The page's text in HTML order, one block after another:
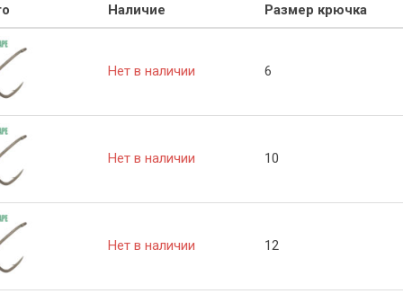
Наличие Размер крючка
Нет в наличии 6
Нет в наличии 10
Нет в наличии 12